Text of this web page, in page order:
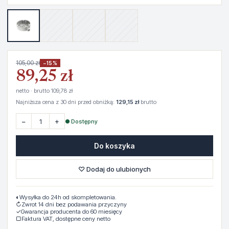
105,00 zł −15%
89,25 zł
netto · brutto 109,78 zł
Najniższa cena z 30 dni przed obniżką: 129,15 złbrutto
− + ● Dostępny
Do koszyka
♡ Dodaj do ulubionych
◐ Wysyłka do 24h od skompletowania.
↻Zwrot 14 dni bez podawania przyczyny
✓Gwarancja producenta do 60 miesięcy
▢Faktura VAT, dostępne ceny netto